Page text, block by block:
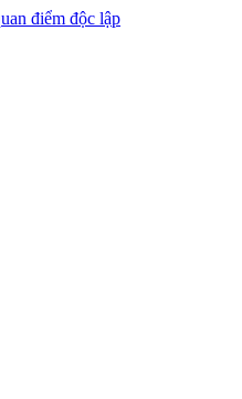
điểm độc lập